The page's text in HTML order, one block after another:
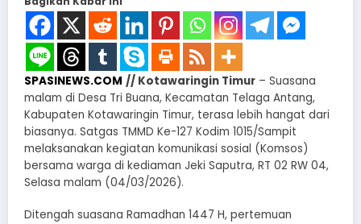
SPASINEWS.COM // Kotawaringin Timur – Suasana
malam di Desa Tri Buana, Kecamatan Telaga Antang,
Kabupaten Kotawaringin Timur, terasa lebih hangat dari
biasanya. Satgas TMMD Ke-127 Kodim 1015/Sampit
melaksanakan kegiatan komunikasi sosial (Komsos)
bersama warga di kediaman Jeki Saputra, RT 02 RW 04,
Selasa malam (04/03/2026).
Ditengah suasana Ramadhan 1447 H, pertemuan